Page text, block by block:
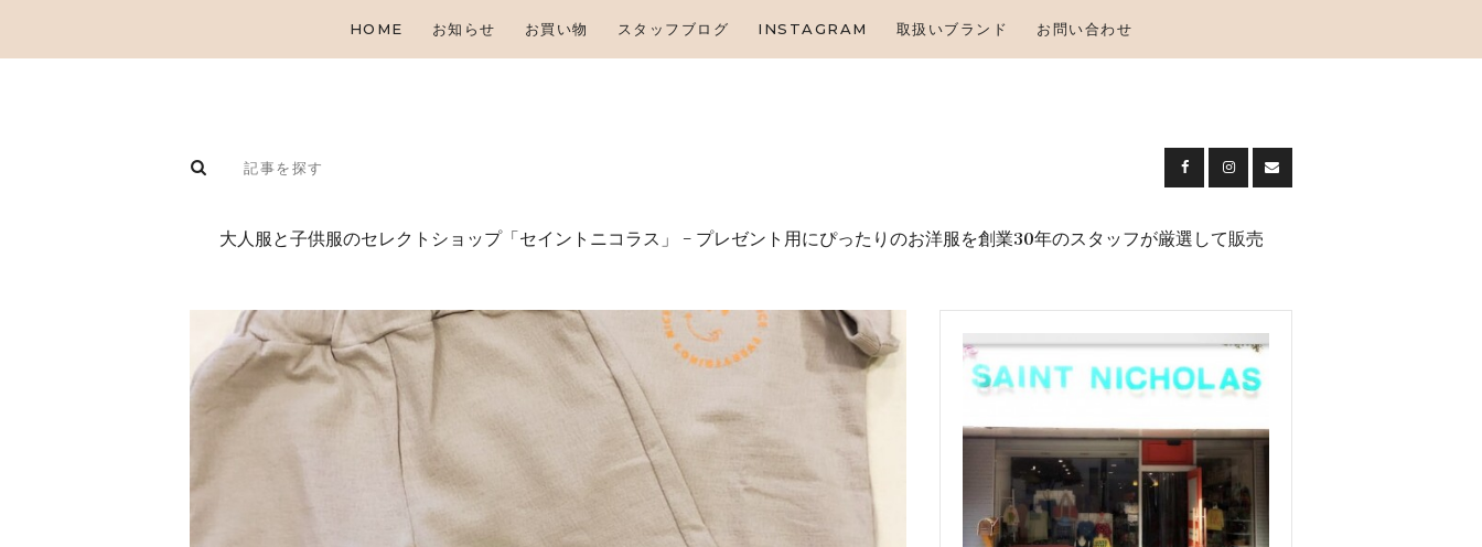
HOME お知らせ お買い物 スタッフブログ INSTAGRAM 取扱いブランド お問い合わせ
⼤⼈服と⼦供服のセレクトショップ「セイントニコラス」 – プレゼント⽤にぴったりのお洋服を創業30年のスタッフが厳選して販売
HOME
INSTAGRAM
お問い合わせ